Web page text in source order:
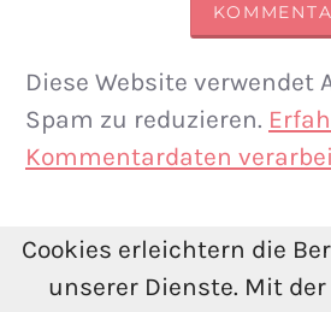
Diese Website verwendet
Spam zu reduzieren.
Kommentardaten
Cookies erleichtern die
unserer Dienste. Mit